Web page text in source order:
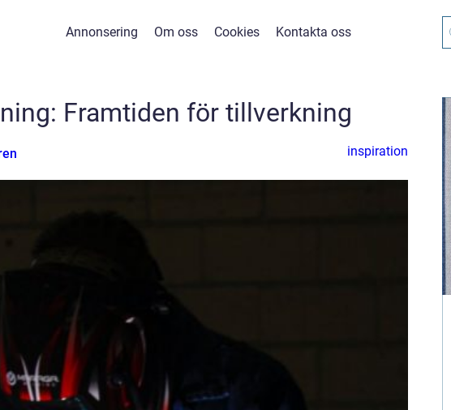
Annonsering Om oss Cookies Kontakta oss
Framtiden för tillverkning
inspiration